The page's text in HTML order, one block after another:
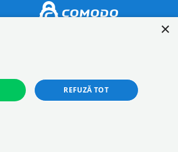
×
REFUZĂ TOT